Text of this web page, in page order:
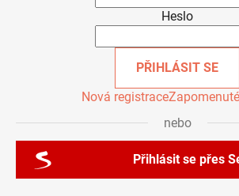
Heslo
PŘIHLÁSIT SE
Nová registrace
nebo
Přihlásit se přes